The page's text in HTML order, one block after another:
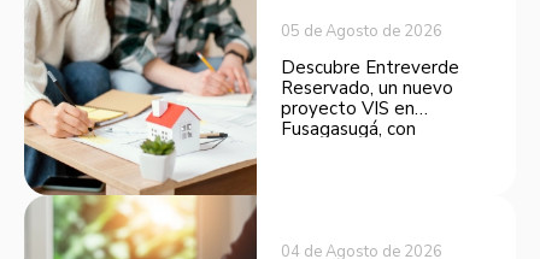
05 de Agosto de 2026
Descubre Entreverde
Reservado, un nuevo
proyecto VIS en
Fusagasugá, con
04 de Agosto de 2026